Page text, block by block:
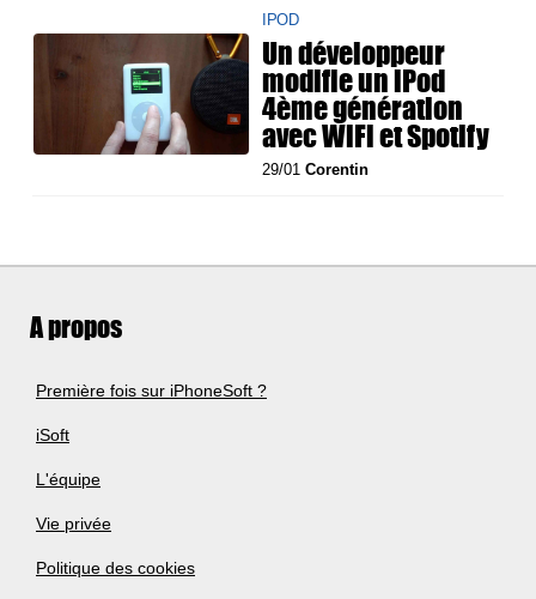
IPOD
Un développeur
modifie un iPod
4ème génération
avec WiFi et Spotify
29/01Corentin
A propos
Première fois sur iPhoneSoft ?
iSoft
L'équipe
Vie privée
Politique des cookies